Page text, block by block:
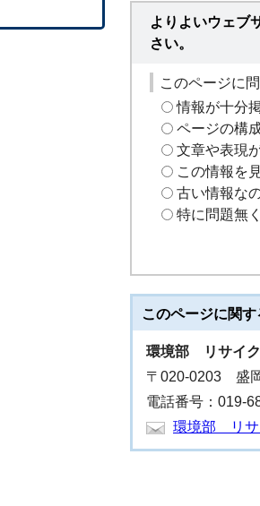
よりよいウェブ
さい。
このページに
情報が十分
ページの構
文章や表現
この情報を
古い情報な
特に問題無
このページに関す
環境部
リサイ
〒020-0203 盛
電話番号：019-
環境部 リサ